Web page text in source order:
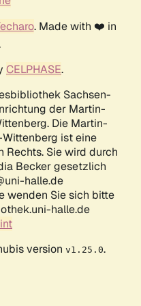
. Made with ❤️ in
CELPHASE.
Sachsen-
der Martin-
Die Martin-
ist eine
Rechts. Sie wird durch
Becker gesetzlich
halle.de
wenden Sie sich bitte
halle.de
version v1.25.0.